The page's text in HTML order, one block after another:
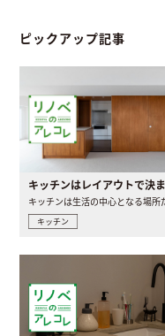
ピックアップ記事
キッチン